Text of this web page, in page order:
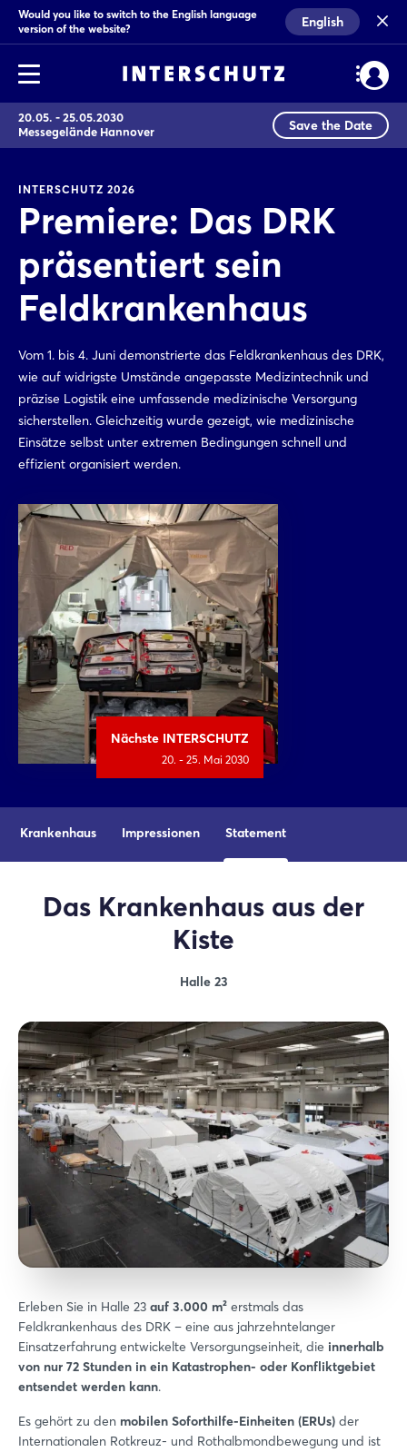
Would you like to switch to the English language
version of the website?
English
20.05. - 25.05.2030
Messegelände Hannover
Save the Date
INTERSCHUTZ 2026
Premiere: Das DRK
präsentiert sein
Feldkrankenhaus
Vom 1. bis 4. Juni demonstrierte das Feldkrankenhaus des DRK,
wie auf widrigste Umstände angepasste Medizintechnik und
präzise Logistik eine umfassende medizinische Versorgung
sicherstellen. Gleichzeitig wurde gezeigt, wie medizinische
Einsätze selbst unter extremen Bedingungen schnell und
effizient organisiert werden.
Nächste INTERSCHUTZ
20. - 25. Mai 2030
Krankenhaus Impressionen Statement
Das Krankenhaus aus der
Kiste
Halle 23
Erleben Sie in Halle 23 auf 3.000 m² erstmals das
Feldkrankenhaus des DRK – eine aus jahrzehntelanger
Einsatzerfahrung entwickelte Versorgungseinheit, die innerhalb
von nur 72 Stunden in ein Katastrophen- oder Konfliktgebiet
entsendet werden kann.
Es gehört zu den mobilen Soforthilfe-Einheiten (ERUs) der
Internationalen Rotkreuz- und Rothalbmondbewegung und ist